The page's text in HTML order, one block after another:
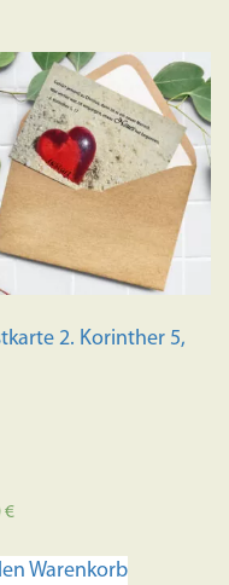
auf.
Die
können
auf
der
gewählt
2. Korinther 5,
€
Warenkorb